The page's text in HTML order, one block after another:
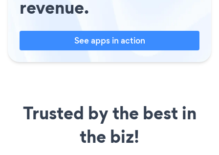
revenue.
See apps in action
Trusted by the best in
the biz!